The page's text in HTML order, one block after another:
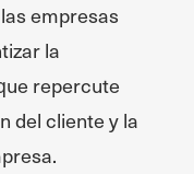
empresas
la
repercute
del cliente y la